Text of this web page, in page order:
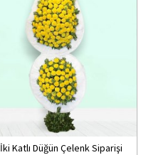
İki Katlı Düğün Çelenk Siparişi